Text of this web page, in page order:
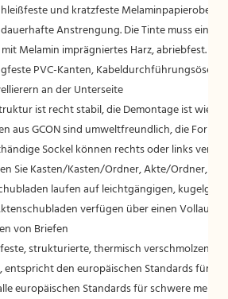
und kratzfeste
Anstrengung. Die Tinte muss eine
mit Melamin imprägniertes Harz, abriebfest.
PVC-Kanten, Kabeldurchführungsösen
an der Unterseite
ist recht stabil, die Demontage ist
aus GCON sind umweltfreundlich, die
Sockel können rechts oder links
Sie Kasten/Kasten/Ordner, Akte/Ordner,
laufen auf leichtgängigen,
verfügen über einen
von Briefen
strukturierte, thermisch verschmolzene
entspricht den europäischen Standards für
europäischen Standards für schwere